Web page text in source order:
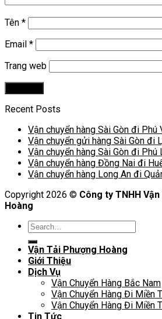
Tên *
Email *
Trang web
Recent Posts
Vận chuyển hàng Sài Gòn đi Phú
Vận chuyển gửi hàng Sài Gòn đi
Vận chuyển hàng Sài Gòn đi Phú
Vận chuyển hàng Đồng Nai đi
Vận chuyển hàng Long An đi
Copyright 2026 © Công ty TNHH
Hoàng
Vận Tải Phượng Hoàng
Giới Thiệu
Dịch Vụ
Vận Chuyển Hàng Bắc Nam
Vận Chuyển Hàng Đi Miền
Vận Chuyển Hàng Đi Miền
Tin Tức